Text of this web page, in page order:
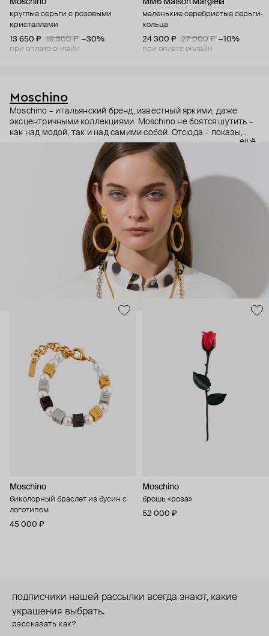
круглые серьги с розовыми
кристаллами
13 650 ₽
19 500 ₽ −30%
при оплате онлайн
маленькие серебристые серьги-
кольца
24 300 ₽
27 000 ₽ −10%
при оплате онлайн
Moschino
Moschino – итальянский бренд, известный яркими, даже
эксцентричными коллекциями. Moschino не боятся шутить –
как над модой, так и над самими собой. Отсюда – показы,
мгновенно становящиеся главными событиями, вирусные
выходы селебрити (помните Кэти Перри в платье-люстре на
бале Института костюма Met Gala в 2019 году?) и
коллаборации с самыми неожиданными кандидатами, от
«Улицы Сезам» до The Sims. Украшения бренда –
гипертрофированно праздничные, практически
нарисованные: с кристаллами размером с ладонь и будто бы
расплавленными сердцами.
ещё
Moschino
биколорный браслет из бусин с
логотипом
45 000 ₽
Moschino
брошь «роза»
52 000 ₽
подписчики нашей рассылки всегда знают, какие
украшения выбрать.
рассказать как?